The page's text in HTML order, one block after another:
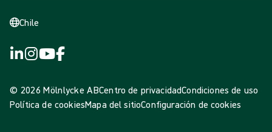
Chile
© 2026 Mölnlycke ABCentro de privacidadCondiciones de uso
Política de cookiesMapa del sitioConfiguración de cookies